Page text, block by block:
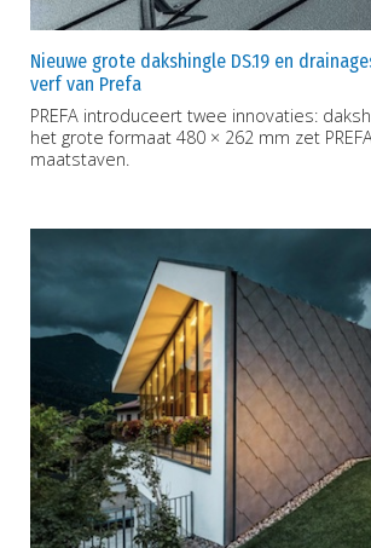
Nieuwe grote dakshingle DS.19 en
verf van Prefa
PREFA introduceert twee innovaties:
het grote formaat 480 × 262 mm zet
maatstaven.